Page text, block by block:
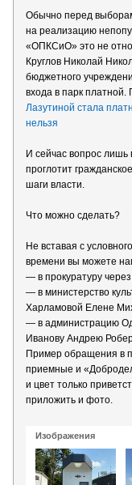
Обычно перед
на реализацию
«ОПКСиО» это не
Круглов Николай
бюджетного
входа в парк платной.
Лазутиной стала
нельзя
И сейчас вопрос лишь
проглотит
шаги власти.
Что можно сделать?
Не вставая с
времени вы можете
— в прокуратуру через
— в министерство
Харламовой Елене
— в администрацию
Иванову Андрею
Пример обращения в
приемные и
и цвет только
приложить и фото.
Изображения